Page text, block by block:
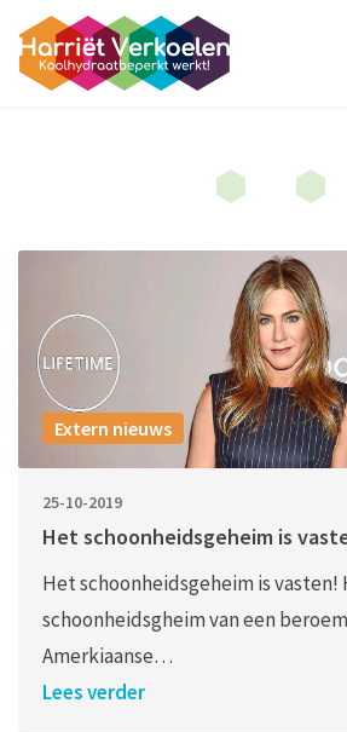
Extern nieuws
25-10-2019
Het schoonheidsgeheim is
Het schoonheidsgeheim is vasten!
schoonheidsgheim van een
Amerkiaanse…
Lees verder